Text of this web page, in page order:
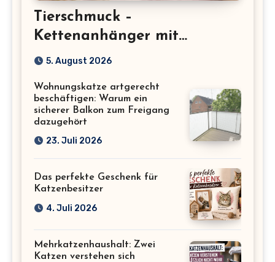
Tierschmuck –
Kettenanhänger mit
Katzenmotiv für
5. August 2026
Wohnungskatze artgerecht
beschäftigen: Warum ein
sicherer Balkon zum Freigang
dazugehört
23. Juli 2026
Das perfekte Geschenk für
Katzenbesitzer
4. Juli 2026
Mehrkatzenhaushalt: Zwei
Katzen verstehen sich